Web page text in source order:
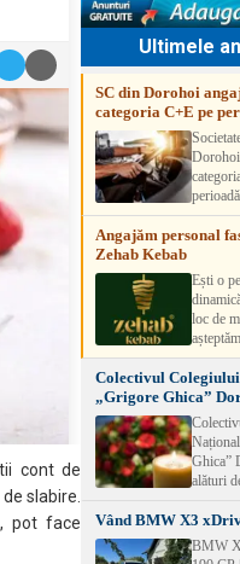
cont de
slabire.
pot face
Ultimele
SC din Dorohoi
categoria C+E pe
nedeterminată
Dorohoi
aibă
detalii,
numărul
Angajăm personal
Zehab Kebab
Ești o
loc de
Kebab! Posturi
muncă Program flexibil
Salariu
funcție
Colectivul
„Grigore Ghica”
transmite sincere
Ghica”
alături
neființă
Vând BMW X3
BMW